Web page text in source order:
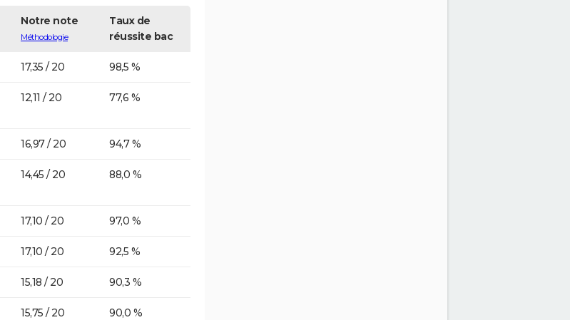
Notre note
Méthodologie
Taux de
réussite bac
17,35 / 20 98,5 %
12,11 / 20 77,6 %
16,97 / 20 94,7 %
14,45 / 20 88,0 %
17,10 / 20 97,0 %
17,10 / 20 92,5 %
15,18 / 20 90,3 %
15,75 / 20 90,0 %